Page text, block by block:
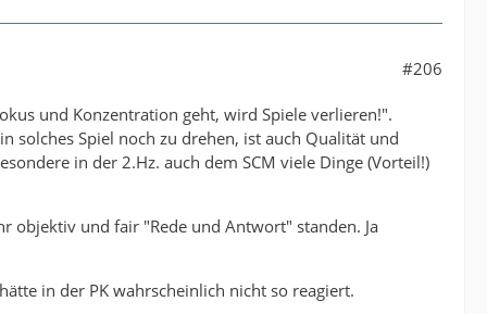
#206
und Konzentration geht, wird Spiele verlieren!".
solches Spiel noch zu drehen, ist auch Qualität und
in der 2.Hz. auch dem SCM viele Dinge (Vorteil!)
objektiv und fair "Rede und Antwort" standen. Ja
in der PK wahrscheinlich nicht so reagiert.